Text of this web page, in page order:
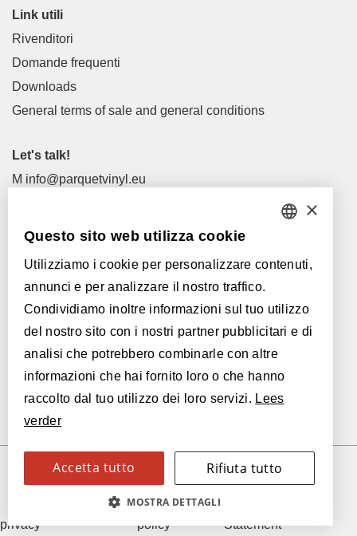
Link utili
Rivenditori
Domande frequenti
Downloads
General terms of sale and general conditions
Let's talk!
M info@parquetvinyl.eu
Let's meet!
I nostri rivenditori
Con il supporto di:
© 2026 Parquetvinyl
privacy
Cookie
policy
Statement
FRENCH
ENGLISH
GERMAN
SPANISH
×
Questo sito web utilizza cookie
Utilizziamo i cookie per personalizzare contenuti,
annunci e per analizzare il nostro traffico.
Condividiamo inoltre informazioni sul tuo utilizzo
del nostro sito con i nostri partner pubblicitari e di
analisi che potrebbero combinarle con altre
informazioni che hai fornito loro o che hanno
raccolto dal tuo utilizzo dei loro servizi. Lees
verder
Accetta tutto Rifiuta tutto
MOSTRA DETTAGLI